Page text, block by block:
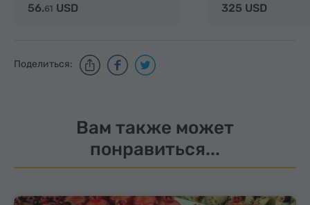
56.61 USD 325 USD
Поделиться:
Вам также может
понравиться...